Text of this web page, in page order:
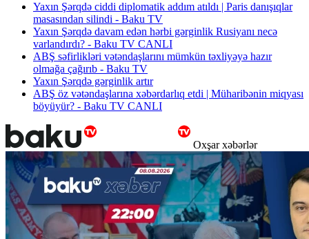
Yaxın Şərqdə ciddi diplomatik addım atıldı | Paris danışıqlar
masasından silindi - Baku TV
Yaxın Şərqdə davam edən hərbi gərginlik Rusiyanı necə
varlandırdı? - Baku TV CANLI
ABŞ səfirlikləri vətəndaşlarını mümkün təxliyəyə hazır
olmağa çağırıb - Baku TV
Yaxın Şərqdə gərginlik artır
ABŞ öz vətəndaşlarına xəbərdarlıq etdi | Müharibənin miqyası
böyüyür? - Baku TV CANLI
Oxşar xəbərlər